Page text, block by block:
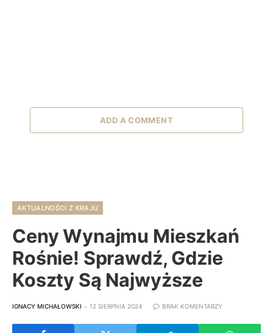
ADD A COMMENT
AKTUALNOŚCI Z KRAJU
Ceny Wynajmu Mieszkań
Rośnie! Sprawdź, Gdzie
Koszty Są Najwyższe
IGNACY MICHAŁOWSKI 12 SIERPNIA 2024 BRAK KOMENTARZY